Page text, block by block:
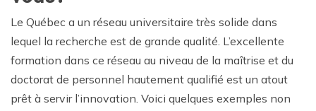
Le Québec a un réseau universitaire très solide dans
lequel la recherche est de grande qualité. L’excellente
formation dans ce réseau au niveau de la maîtrise et du
doctorat de personnel hautement qualifié est un atout
prêt à servir l’innovation. Voici quelques exemples non